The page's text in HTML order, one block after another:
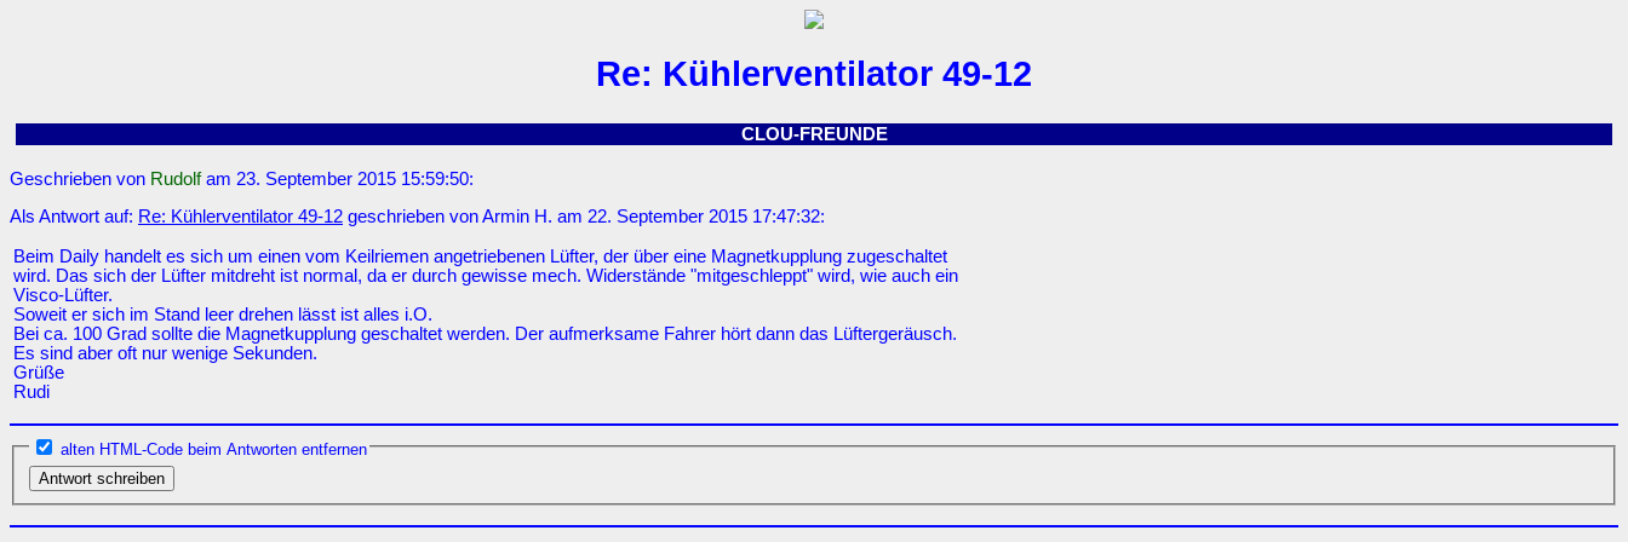
Re: Kühlerventilator 49-12
CLOU-FREUNDE
Geschrieben von Rudolfam 23. September 2015 15:59:50:
Als Antwort auf: Re: Kühlerventilator 49-12 geschrieben von Armin H. am 22. September 2015 17:47:32:
Beim Daily handelt es sich um einen vom Keilriemen angetriebenen Lüfter, der über eine Magnetkupplung zugeschaltet
wird. Das sich der Lüfter mitdreht ist normal, da er durch gewisse mech. Widerstände "mitgeschleppt" wird, wie auch ein
Visco-Lüfter.
Soweit er sich im Stand leer drehen lässt ist alles i.O.
Bei ca. 100 Grad sollte die Magnetkupplung geschaltet werden. Der aufmerksame Fahrer hört dann das Lüftergeräusch.
Es sind aber oft nur wenige Sekunden.
Grüße
Rudi
alten HTML-Code beim Antworten entfernen